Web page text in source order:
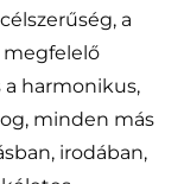
a
megfelelő
a harmonikus,
minden más
irodában,